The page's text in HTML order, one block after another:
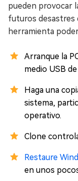
pueden provocar
futuros desastres
herramienta
Arranque la
medio USB
Haga una
sistema,
operativo.
Clone
Restaure
en unos